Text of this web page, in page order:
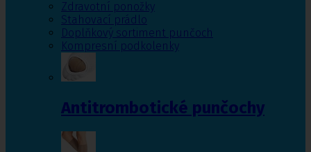
Zdravotní ponožky
Stahovací prádlo
Doplňkový sortiment punčoch
Kompresní podkolenky
Antitrombotické punčochy